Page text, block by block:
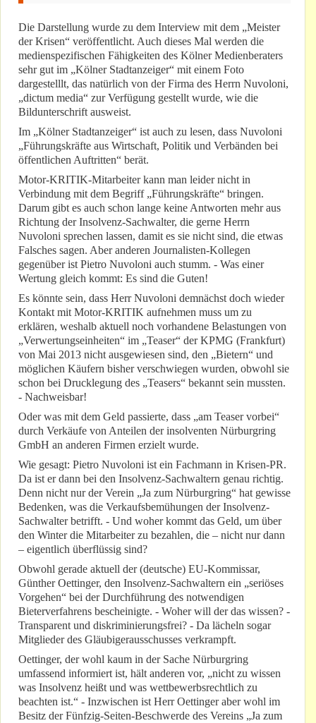
Die Darstellung wurde zu dem Interview mit dem „Meister
der Krisen“ veröffentlicht. Auch dieses Mal werden die
medienspezifischen Fähigkeiten des Kölner Medienberaters
sehr gut im „Kölner Stadtanzeiger“ mit einem Foto
dargestelllt, das natürlich von der Firma des Herrn Nuvoloni,
„dictum media“ zur Verfügung gestellt wurde, wie die
Bildunterschrift ausweist.
Im „Kölner Stadtanzeiger“ ist auch zu lesen, dass Nuvoloni
„Führungskräfte aus Wirtschaft, Politik und Verbänden bei
öffentlichen Auftritten“ berät.
Motor-KRITIK-Mitarbeiter kann man leider nicht in
Verbindung mit dem Begriff „Führungskräfte“ bringen.
Darum gibt es auch schon lange keine Antworten mehr aus
Richtung der Insolvenz-Sachwalter, die gerne Herrn
Nuvoloni sprechen lassen, damit es sie nicht sind, die etwas
Falsches sagen. Aber anderen Journalisten-Kollegen
gegenüber ist Pietro Nuvoloni auch stumm. - Was einer
Wertung gleich kommt: Es sind die Guten!
Es könnte sein, dass Herr Nuvoloni demnächst doch wieder
Kontakt mit Motor-KRITIK aufnehmen muss um zu
erklären, weshalb aktuell noch vorhandene Belastungen von
„Verwertungseinheiten“ im „Teaser“ der KPMG (Frankfurt)
von Mai 2013 nicht ausgewiesen sind, den „Bietern“ und
möglichen Käufern bisher verschwiegen wurden, obwohl sie
schon bei Drucklegung des „Teasers“ bekannt sein mussten.
- Nachweisbar!
Oder was mit dem Geld passierte, dass „am Teaser vorbei“
durch Verkäufe von Anteilen der insolventen Nürburgring
GmbH an anderen Firmen erzielt wurde.
Wie gesagt: Pietro Nuvoloni ist ein Fachmann in Krisen-PR.
Da ist er dann bei den Insolvenz-Sachwaltern genau richtig.
Denn nicht nur der Verein „Ja zum Nürburgring“ hat gewisse
Bedenken, was die Verkaufsbemühungen der Insolvenz-
Sachwalter betrifft. - Und woher kommt das Geld, um über
den Winter die Mitarbeiter zu bezahlen, die – nicht nur dann
– eigentlich überflüssig sind?
Obwohl gerade aktuell der (deutsche) EU-Kommissar,
Günther Oettinger, den Insolvenz-Sachwaltern ein „seriöses
Vorgehen“ bei der Durchführung des notwendigen
Bieterverfahrens bescheinigte. - Woher will der das wissen? -
Transparent und diskriminierungsfrei? - Da lächeln sogar
Mitglieder des Gläubigerausschusses verkrampft.
Oettinger, der wohl kaum in der Sache Nürburgring
umfassend informiert ist, hält anderen vor, „nicht zu wissen
was Insolvenz heißt und was wettbewerbsrechtlich zu
beachten ist.“ - Inzwischen ist Herr Oettinger aber wohl im
Besitz der Fünfzig-Seiten-Beschwerde des Vereins „Ja zum